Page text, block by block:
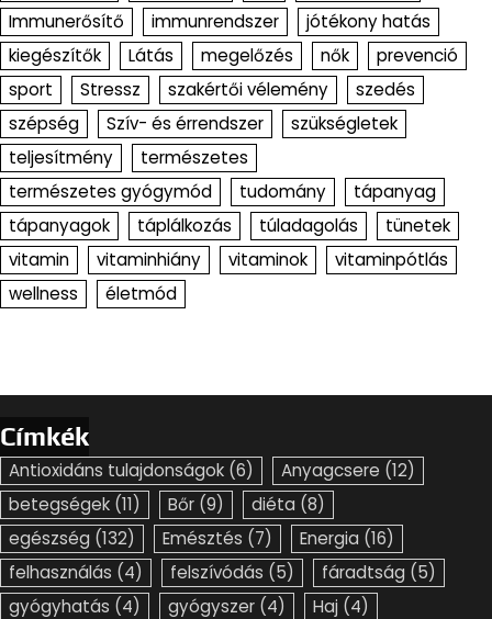
Immunerősítő
immunrendszer
jótékony hatás
kiegészítők
Látás megelőzés nők
prevenció
sport
Stressz szakértői vélemény
szedés
szépség
Szív- és érrendszer
szükségletek
teljesítmény
természetes
természetes gyógymód
tudomány
tápanyag
tápanyagok
táplálkozás túladagolás
tünetek
vitamin
vitaminhiány vitaminok
vitaminpótlás
wellness
életmód
Címkék
Antioxidáns tulajdonságok (6) Anyagcsere (12)
betegségek (11) Bőr (9) diéta (8)
egészség (132) Emésztés (7) Energia (16)
felhasználás (4) felszívódás (5) fáradtság (5)
gyógyhatás (4) gyógyszer (4) Haj (4)